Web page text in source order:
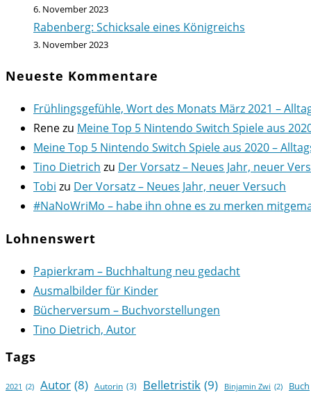
6. November 2023
Rabenberg: Schicksale eines Königreichs
3. November 2023
Neueste Kommentare
Frühlingsgefühle, Wort des Monats März 2021 –
Renezu Meine Top 5 Nintendo Switch Spiele aus
Meine Top 5 Nintendo Switch Spiele aus 2020 –
Tino Dietrich zu Der Vorsatz – Neues Jahr, neuer
Tobi zu Der Vorsatz – Neues Jahr, neuer Versuch
#NaNoWriMo – habe ihn ohne es zu merken
Lohnenswert
Papierkram – Buchhaltung neu gedacht
Ausmalbilder für Kinder
Bücherversum – Buchvorstellungen
Tino Dietrich, Autor
Tags
2021 (2) Autor (8) Autorin (3) Belletristik (9) Binjamin Zwi (2) Buch